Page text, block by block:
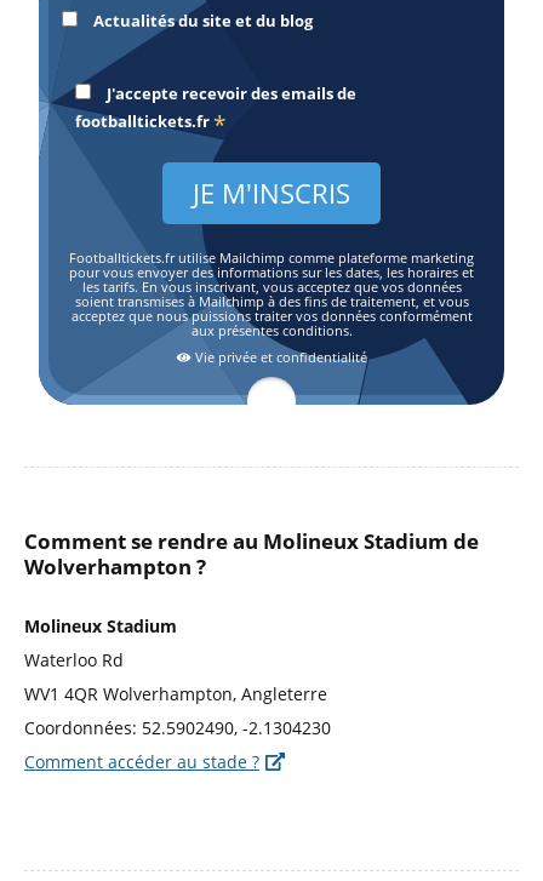
Actualités du site et du blog
J'accepte recevoir des emails de
footballtickets.fr *
Footballtickets.fr utilise Mailchimp comme plateforme marketing
pour vous envoyer des informations sur les dates, les horaires et
les tarifs. En vous inscrivant, vous acceptez que vos données
soient transmises à Mailchimp à des fins de traitement, et vous
acceptez que nous puissions traiter vos données conformément
aux présentes conditions.
Vie privée et confidentialité
Comment se rendre au Molineux Stadium de
Wolverhampton ?
Molineux Stadium
Waterloo Rd
WV1 4QR Wolverhampton, Angleterre
Coordonnées: 52.5902490, -2.1304230
Comment accéder au stade ?